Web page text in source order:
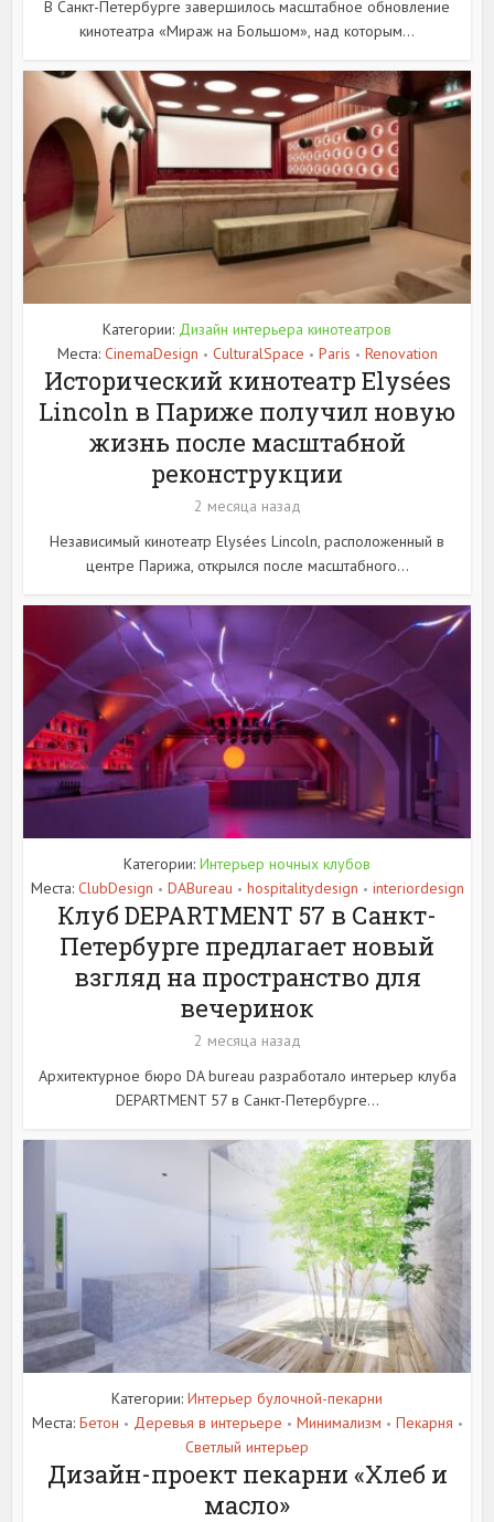
В Санкт-Петербурге завершилось масштабное обновление
кинотеатра «Мираж на Большом», над которым...
Категории: Дизайн интерьера кинотеатров
Места: CinemaDesign • CulturalSpace • Paris • Renovation
Исторический кинотеатр Elysées
Lincoln в Париже получил новую
жизнь после масштабной
реконструкции
2 месяца назад
Независимый кинотеатр Elysées Lincoln, расположенный в
центре Парижа, открылся после масштабного...
Категории: Интерьер ночных клубов
Места: ClubDesign • DABureau • hospitalitydesign • interiordesign
Клуб DEPARTMENT 57 в Санкт-
Петербурге предлагает новый
взгляд на пространство для
вечеринок
2 месяца назад
Архитектурное бюро DA bureau разработало интерьер клуба
DEPARTMENT 57 в Санкт-Петербурге...
Категории: Интерьер булочной-пекарни
Места: Бетон • Деревья в интерьере • Минимализм • Пекарня •
Светлый интерьер
Дизайн-проект пекарни «Хлеб и
масло»